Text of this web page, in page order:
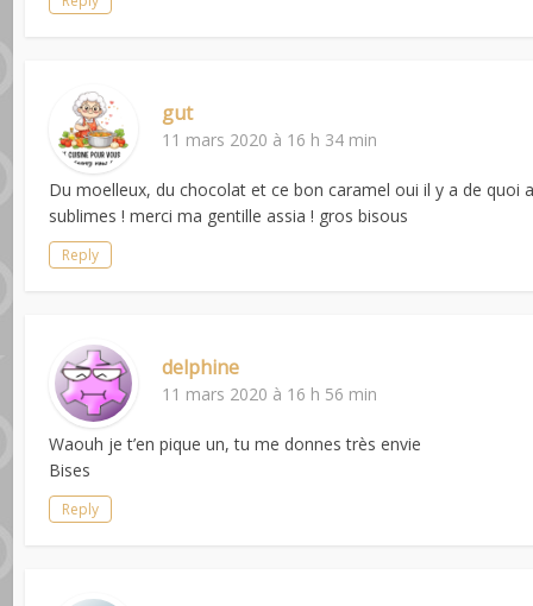
gut
11 mars 2020 à 16 h 34 min
Du moelleux, du chocolat et ce bon caramel oui il y a de quoi
sublimes ! merci ma gentille assia ! gros bisous
Reply
delphine
11 mars 2020 à 16 h 56 min
Waouh je t’en pique un, tu me donnes très envie
Bises
Reply